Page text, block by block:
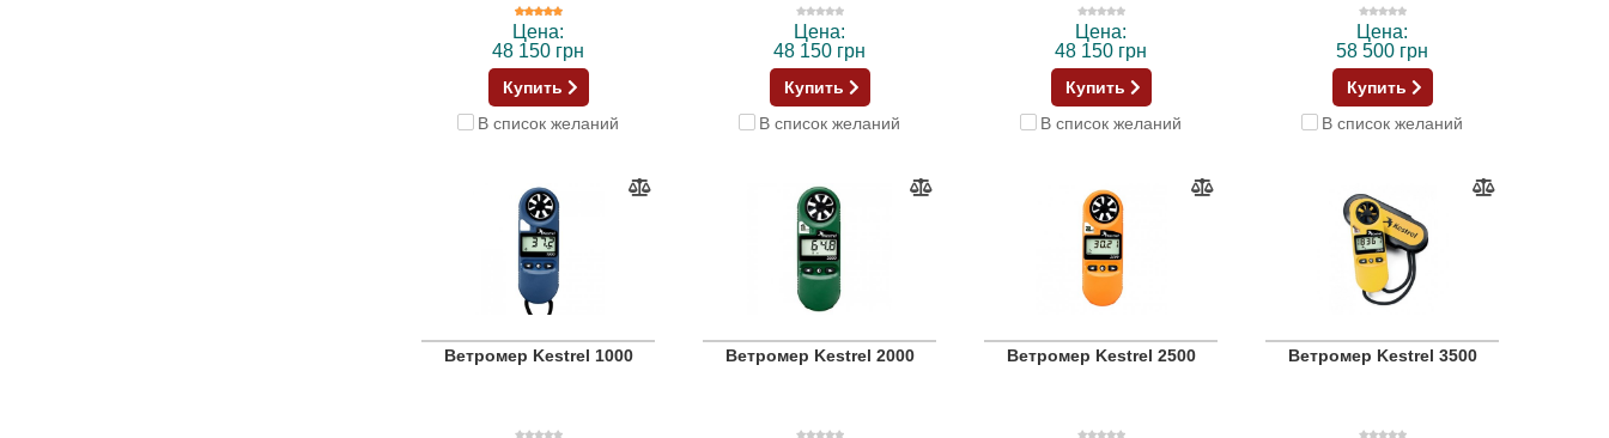
Цена:
48 150 грн
Купить
В список желаний
Цена:
48 150 грн
Купить
В список желаний
Цена:
48 150 грн
Купить
В список желаний
Цена:
58 500 грн
Купить
В список желаний
Ветромер Kestrel 1000 Ветромер Kestrel 2000 Ветромер Kestrel 2500 Ветромер Kestrel 3500